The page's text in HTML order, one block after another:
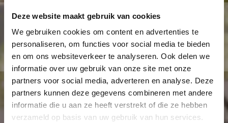
Deze website maakt gebruik van cookies
We gebruiken cookies om content en advertenties te
personaliseren, om functies voor social media te bieden
en om ons websiteverkeer te analyseren. Ook delen we
informatie over uw gebruik van onze site met onze
partners voor social media, adverteren en analyse. Deze
partners kunnen deze gegevens combineren met andere
informatie die u aan ze heeft verstrekt of die ze hebben
verzameld op basis van uw gebruik van hun services.